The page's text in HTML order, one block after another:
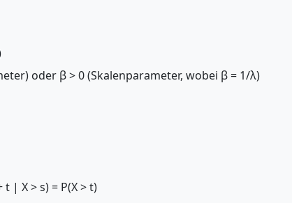
oder β > 0 (Skalenparameter, wobei β = 1/λ)
t | X > s) = P(X > t)